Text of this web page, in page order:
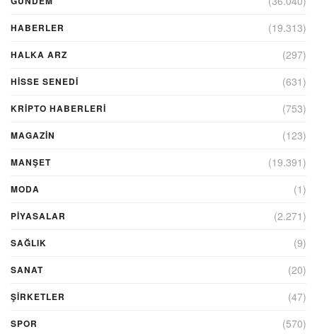
HABERLER (19.313)
HALKA ARZ (297)
HİSSE SENEDİ (631)
KRIPTO HABERLERI (753)
MAGAZİN (123)
MANŞET (19.391)
MODA (1)
PİYASALAR (2.271)
SAĞLIK (9)
SANAT (20)
ŞIRKETLER (47)
SPOR (570)